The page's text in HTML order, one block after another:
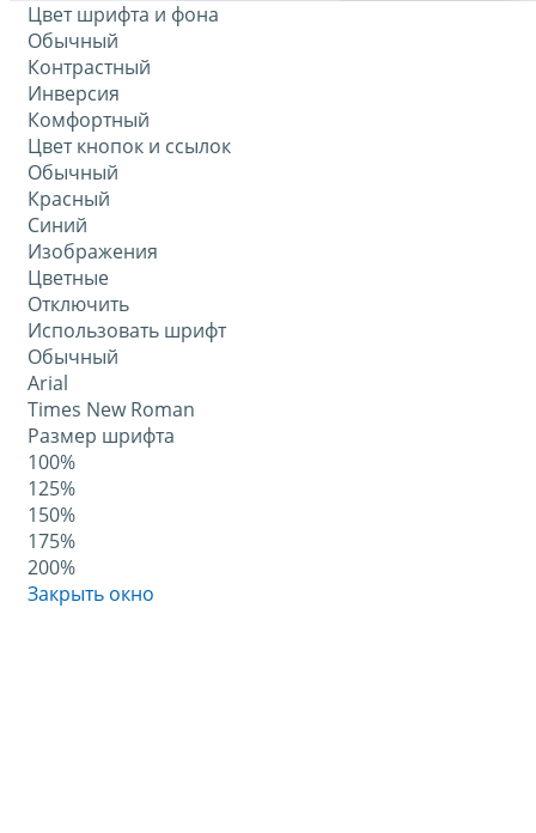
Цвет шрифта и фона
Обычный
Контрастный
Инверсия
Комфортный
Цвет кнопок и ссылок
Обычный
Красный
Синий
Изображения
Цветные
Отключить
Использовать шрифт
Обычный
Arial
Times New Roman
Размер шрифта
100%
125%
150%
175%
200%
Закрыть окно